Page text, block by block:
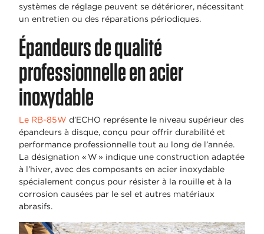
systèmes de réglage peuvent se détériorer, nécessitant
un entretien ou des réparations périodiques.
Épandeurs de qualité
professionnelle en acier
inoxydable
Le RB-85W d’ECHO représente le niveau supérieur des
épandeurs à disque, conçu pour offrir durabilité et
performance professionnelle tout au long de l’année.
La désignation « W » indique une construction adaptée
à l’hiver, avec des composants en acier inoxydable
spécialement conçus pour résister à la rouille et à la
corrosion causées par le sel et autres matériaux
abrasifs.